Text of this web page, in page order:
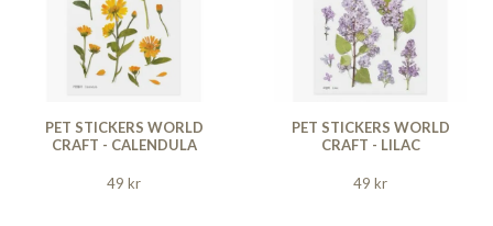
PET STICKERS WORLD
CRAFT - CALENDULA
49 kr
PET STICKERS WORLD
CRAFT - LILAC
49 kr